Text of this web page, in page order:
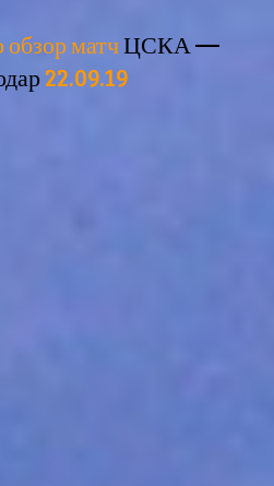
матчЦСКА —
22.09.19